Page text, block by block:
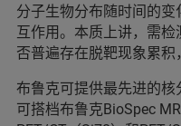
分子生物分布随时间的
互作用。本质上讲，需
否普遍存在脱靶现象累积
布鲁克可提供最先进的核
可搭档布鲁克BioSpec